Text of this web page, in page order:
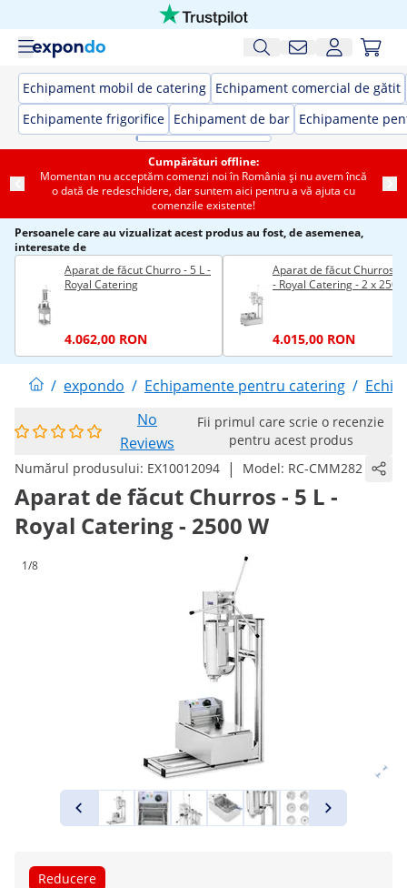
Echipament mobil de catering Echipament comercial de gătit
Echipamente frigorifice Echipament de bar Echipamente
Cumpărături offline:
Momentan nu acceptăm comenzi noi în România și nu avem încă
o dată de redeschidere, dar suntem aici pentru a vă ajuta cu
comenzile existente!
Persoanele care au vizualizat acest produs au fost, de asemenea,
interesate de
Aparat de făcut Churro - 5 L -
Royal Catering
4.062,00 RON
Aparat de făcut Churros -
- Royal Catering - 2 x 2500
4.015,00 RON
/ expondo / Echipamente pentru catering /
No
Reviews
Fii primul care scrie o recenzie
pentru acest produs
Numărul produsului: EX10012094 | Model: RC-CMM282
Aparat de făcut Churros - 5 L -
Royal Catering - 2500 W
1/8
Reducere